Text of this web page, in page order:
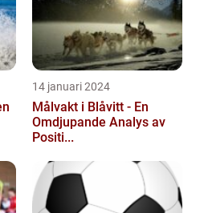
14 januari 2024
Målvakt i Blåvitt - En
Omdjupande Analys av
Positi...